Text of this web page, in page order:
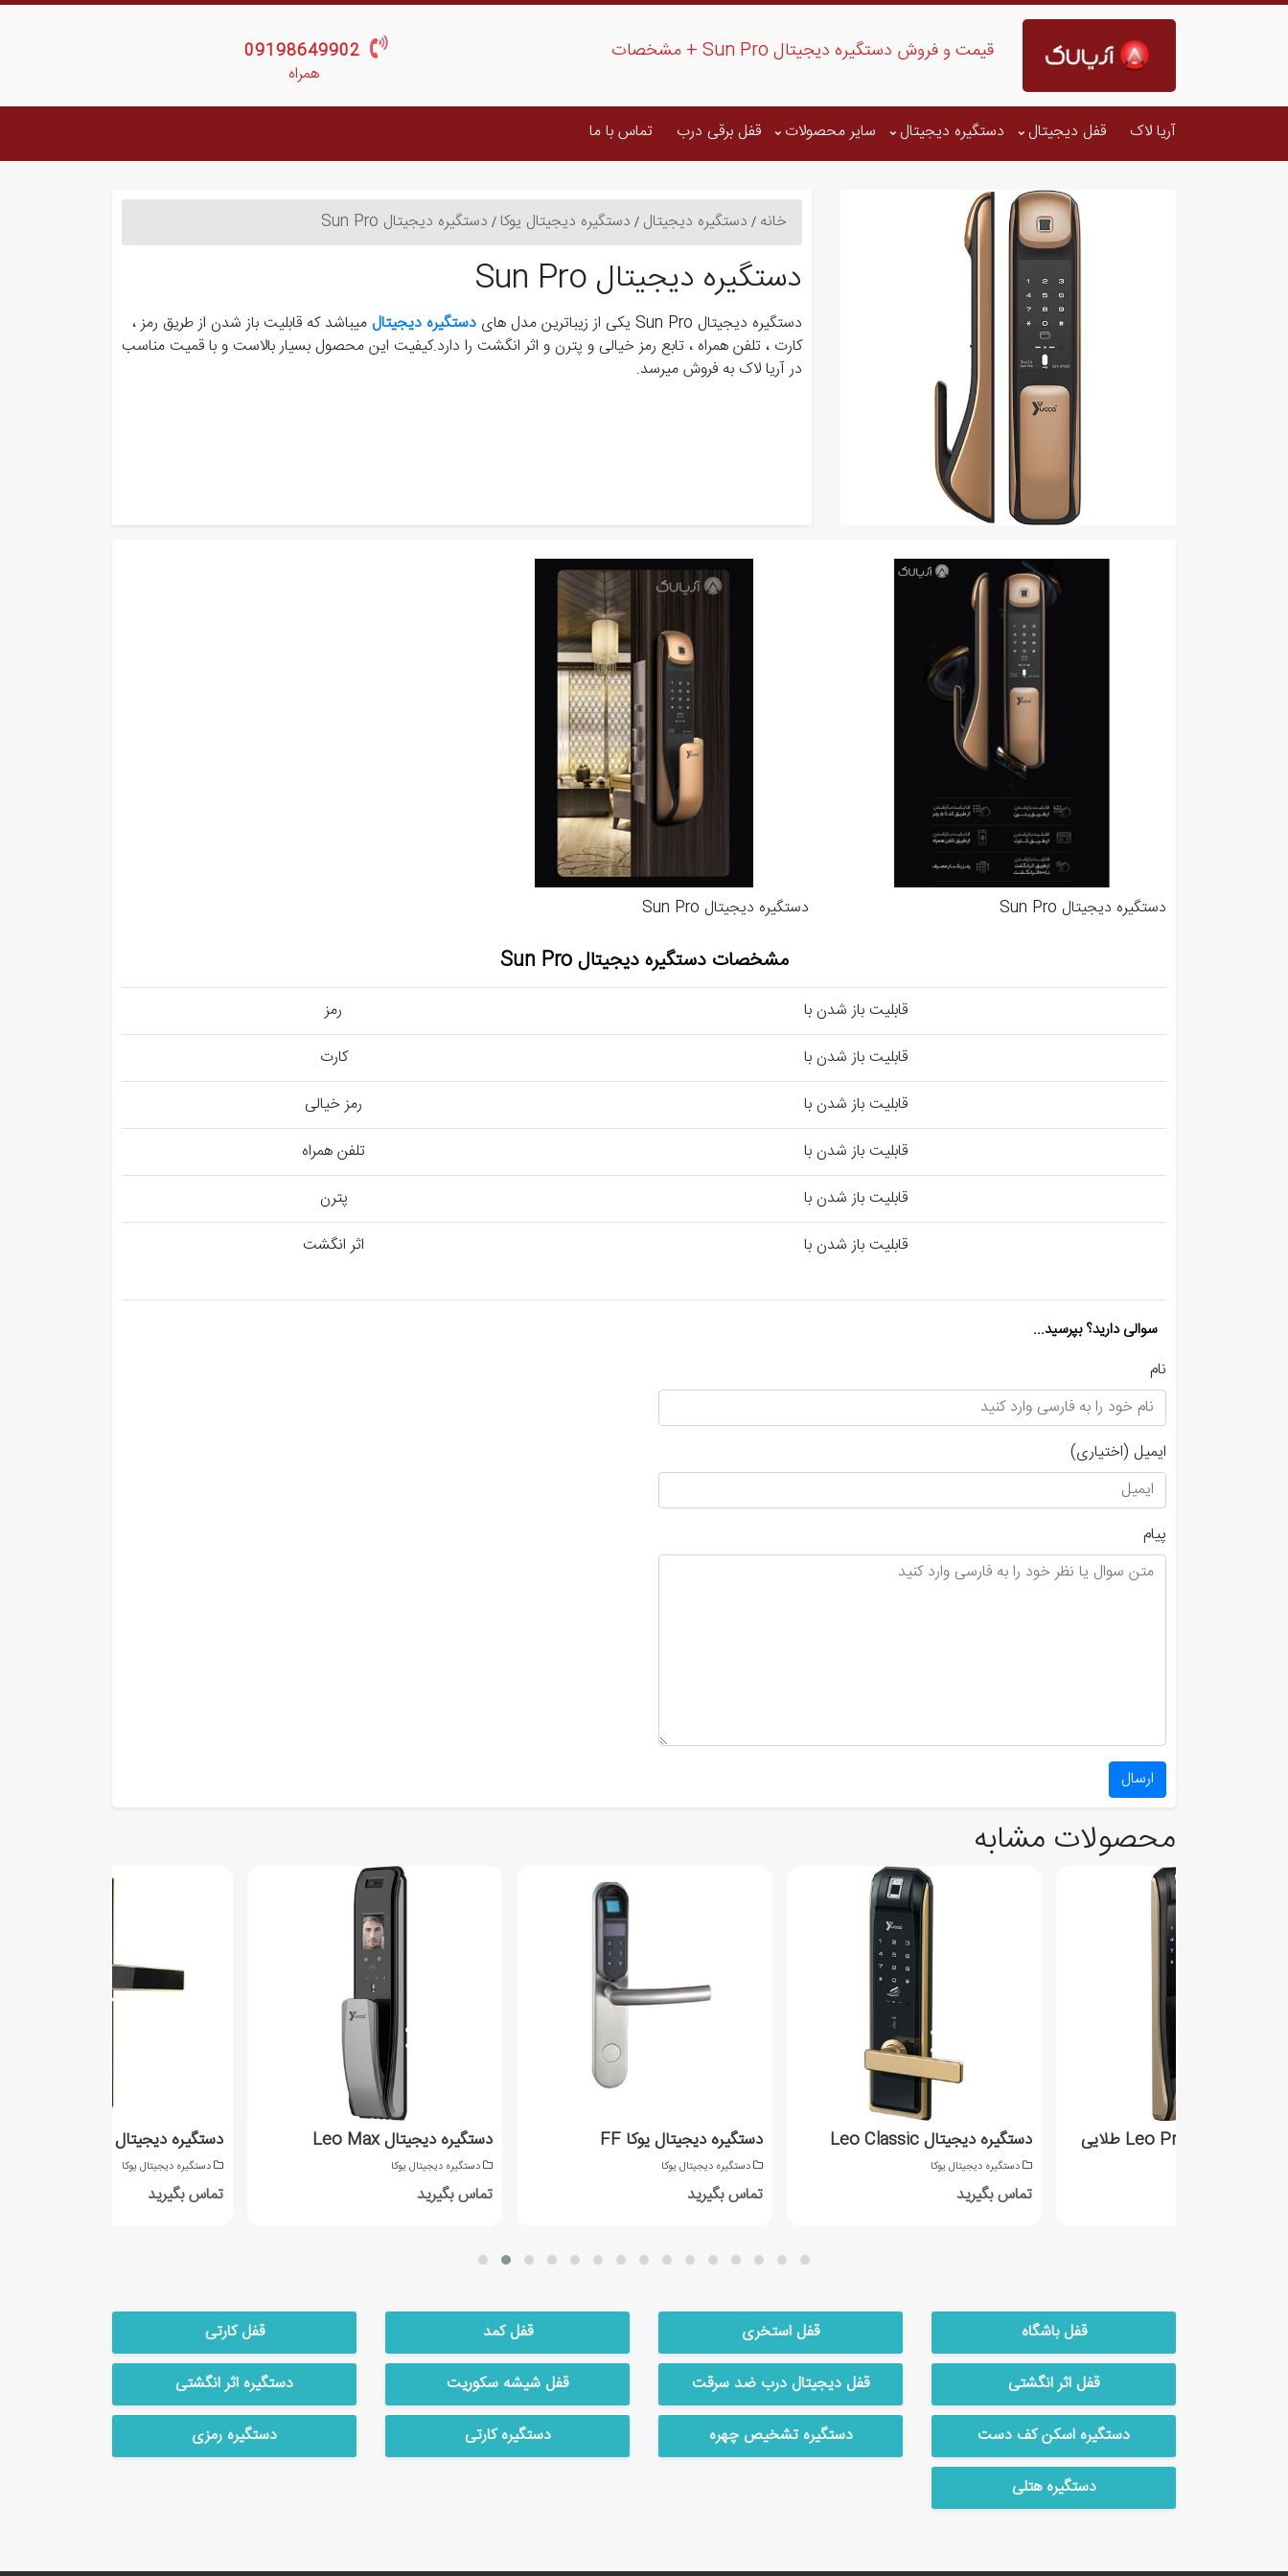
قیمت و فروش دستگیره دیجیتال Sun Pro + مشخصات
09198649902
همراه
آریا لاک قفل دیجیتال دستگیره دیجیتال سایر محصولات قفل برقی درب تماس با ما
خانه دستگیره دیجیتال دستگیره دیجیتال یوکا دستگیره دیجیتال Sun Pro
دستگیره دیجیتال Sun Pro
دستگیره دیجیتال Sun Pro یکی از زیباترین مدل های دستگیره دیجیتالمیباشد که قابلیت باز شدن از طریق رمز ،
کارت ، تلفن همراه ، تابع رمز خیالی و پترن و اثر انگشت را دارد.کیفیت این محصول بسیار بالاست و با قمیت مناسب
در آریا لاک به فروش میرسد.
دستگیره دیجیتال Sun Pro دستگیره دیجیتال Sun Pro
مشخصات دستگیره دیجیتال Sun Pro
قابلیت باز شدن با
رمز
قابلیت باز شدن با
کارت
قابلیت باز شدن با
رمز خیالی
قابلیت باز شدن با
تلفن همراه
قابلیت باز شدن با
پترن
قابلیت باز شدن با
اثر انگشت
سوالی دارید؟ بپرسید...
نام
ایمیل (اختیاری)
پیام
ارسال
محصولات مشابه
دستگیره دیجیتال Z
دستگیره دیجیتال یوکا
تماس بگیرید
دستگیره دیجیتال Leo Max
دستگیره دیجیتال یوکا
تماس بگیرید
دستگیره دیجیتال یوکا FF
دستگیره دیجیتال یوکا
تماس بگیرید
دستگیره دیجیتال Leo Classic
دستگیره دیجیتال یوکا
تماس بگیرید
قفل باشگاه قفل استخری قفل کمد
قفل کارتی
قفل اثر انگشتی
قفل دیجیتال درب ضد سرقت قفل شیشه سکوریت
دستگیره اثر انگشتی
دستگیره اسکن کف دست
دستگیره تشخیص چهره دستگیره کارتی
دستگیره رمزی
دستگیره هتلی